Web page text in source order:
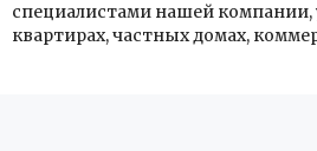
специалистами нашей
квартирах, частных домах,